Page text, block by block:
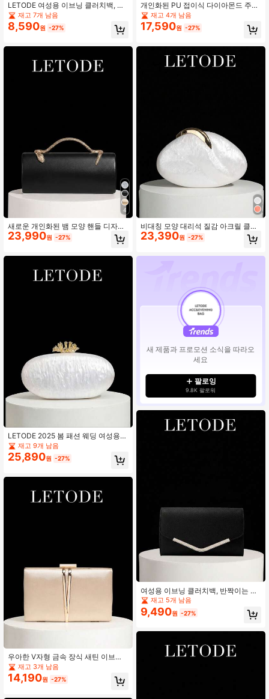
LETODE 여성용 이브닝 클러치백, 신
부 웨딩 반짝이 시퀸 지갑 (가방만)
재고 7개 남음
8,590원 -27%
4
새로운 개인화된 뱀 모양 핸들 디자인
배럴형 PU 클러치 백, 럭셔리 여성 파
티 이브닝 백, 분리 가능한 금속 롱 체
에 적합, 매트 광택 마감, 여성의 결혼
식, 파티, 데이트 및 기타 행사에 적합
23,990원 -27%
LETODE 2025 봄 패션 웨딩 여성용
아크릴 플라워 클러치, 타원형 대리석
패턴 지갑 및 핸드백, 유럽 및 미국 스
타일 아크릴 광택 이브닝백, 달걀 모양
캐리에 적합, 프롬 액세서리에 완벽한
재고 9개 남음
25,890원 -27%
우아한 V자형 금속 장식 새틴 이브닝
클러치 백, 걸 핸드백, 우아한 봉투, 걸
이브닝 드레스, 금속 체인 백, 신부 클
러치, 웨딩 파티 클러치, 칵테일 파티
재고 3개 남음
14,190원 -27%
개인화된 PU 접이식 다이아몬드 주얼
리 클러치 핸드백, 이브닝 백, 지갑, 우
아한 핸드백, 여성용 볼 클러치, 여성
용 웨딩 연회 백, 파티 클러치, 메탈 체
파티 웨딩 신상 지갑, 이브닝 백
재고 4개 남음
17,590원 -27%
비대칭 모양 대리석 질감 아크릴 클러
치 백, 여성용 이브닝 핸드백, 웨딩 아
크릴 쉘 박스 숄더 백, 봄/여름 체인 스
23,390원 -27%
새 제품과 프로모션 소식을 따라오
세요
팔로잉
9.8K 팔로워
여성용 이브닝 클러치백, 반짝이는 V
자형 탑 핸들백, 신부 웨딩 골드 샤이
니 클러치, 여성용 파티 탈착식 메탈
체인 숄더백, 이브닝 클러치, 여성용
일 파티 웨딩 신상 지갑, 연회 가방
재고 5개 남음
9,490원 -27%